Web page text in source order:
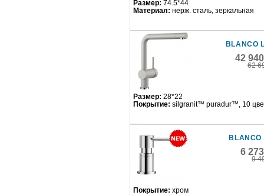
Размер: 74.5*44
Материал: нерж. сталь, зеркальная
BLANCO
42
62
Размер: 28*22
Покрытие: silgranit™ puradur™, 10
BLANCO
6
9
Покрытие: хром